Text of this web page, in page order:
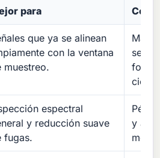
para
que ya se alinean
con la ventana
muestreo.
ciclo.
espectral
y reducción suave
fugas.
y